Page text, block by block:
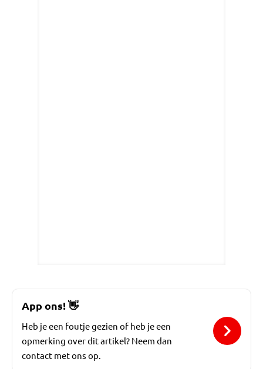
App ons!👋
Heb je een foutje gezien of heb je een
opmerking over dit artikel? Neem dan
contact met ons op.